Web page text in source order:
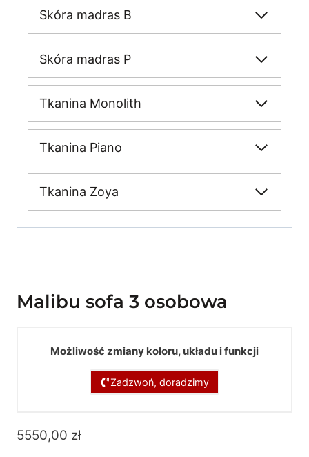
Skóra madras B
Skóra madras P
Tkanina Monolith
Tkanina Piano
Tkanina Zoya
Malibu sofa 3 osobowa
Możliwość zmiany koloru, układu i funkcji
Zadzwoń, doradzimy
5550,00 zł